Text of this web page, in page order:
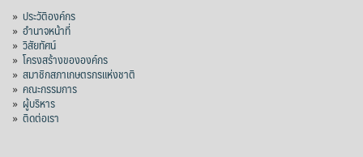
» ประวัติองค์กร
» อำนาจหน้าที่
» วิสัยทัศน์
» โครงสร้างขององค์กร
» สมาชิกสภาเกษตรกรแห่งชาติ
» คณะกรรมการ
» ผู้บริหาร
» ติดต่อเรา